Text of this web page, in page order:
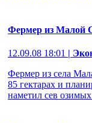
Фермер из Малой
12.09.08 18:01 |
Фермер из села
85 гектарах и
наметил сев